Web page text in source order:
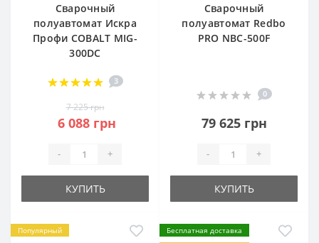
Сварочный
полуавтомат Искра
Профи COBALT MIG-
300DC
3
7 225 грн
6 088 грн
- +
КУПИТЬ
Сварочный
полуавтомат Redbo
PRO NBC-500F
0
79 625 грн
- +
КУПИТЬ
Популярный
Бесплатная доставка